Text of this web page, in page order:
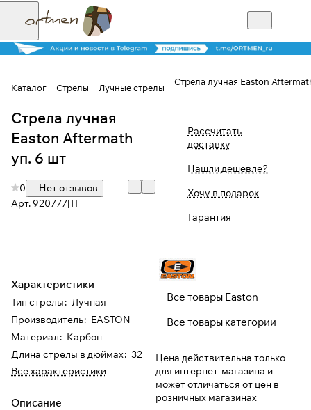
Каталог Стрелы Лучные стрелы
Стрела лучная Easton
Стрела лучная
Easton Aftermath
уп. 6 шт
0
Нет отзывов
Арт. 920777|TF
Характеристики
Тип стрелы: Лучная
Производитель: EASTON
Материал: Карбон
Длина стрелы в дюймах: 32
Все характеристики
Описание
Рассчитать
доставку
Нашли дешевле?
Хочу в подарок
Гарантия
Все товары Easton
Все товары категории
Цена действительна только
для интернет-магазина и
может отличаться от цен в
розничных магазинах
Для клиентов всех банков
Разбейте
оплату на части
Добавляйте товары
в корзину
При оформлении заказа
выберите метод оплатыПЛАЙТ
Оплачивайте сегодня только25% картой